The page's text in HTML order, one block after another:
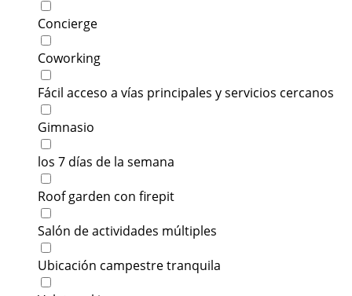
Concierge
Coworking
Fácil acceso a vías principales y servicios cercanos
Gimnasio
los 7 días de la semana
Roof garden con firepit
Salón de actividades múltiples
Ubicación campestre tranquila